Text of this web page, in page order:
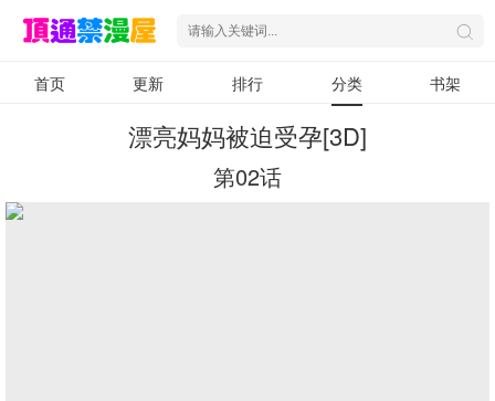
首页 更新 排行 分类 书架
漂亮妈妈被迫受孕[3D]
第02话